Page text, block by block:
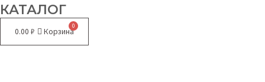
КАТАЛОГ
0.00 ₽ Корзина